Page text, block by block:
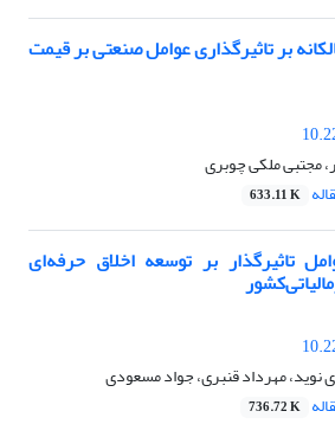
بر تاثیرگذاری عوامل صنعتی بر قیمت
مجتبی ملکی چوبری
633.11 K
تاثیرگذار بر توسعه اخلاق حرفه‌ای
نوید، مهرداد قنبری، جواد مسعودی
736.72 K